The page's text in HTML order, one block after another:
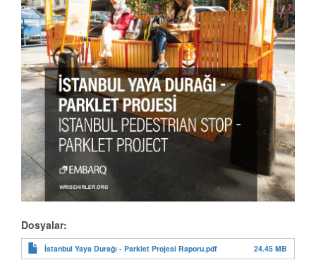
Dosyalar:
İstanbul Yaya Durağı - Parklet Projesi Raporu.pdf 24.45 MB